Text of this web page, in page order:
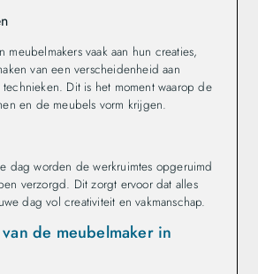
vaak aan hun creaties,
van een verscheidenheid aan
Dit is het moment waarop de
en de meubels vorm krijgen.
dag worden de werkruimtes opgeruimd
verzorgd. Dit zorgt ervoor dat alles
dag vol creativiteit en vakmanschap.
de meubelmaker in